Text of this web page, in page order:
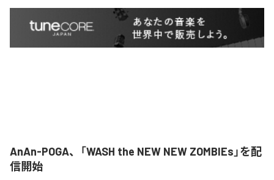
AnAn-POGA、「WASH the NEW NEW ZOMBIEs」を配
信開始